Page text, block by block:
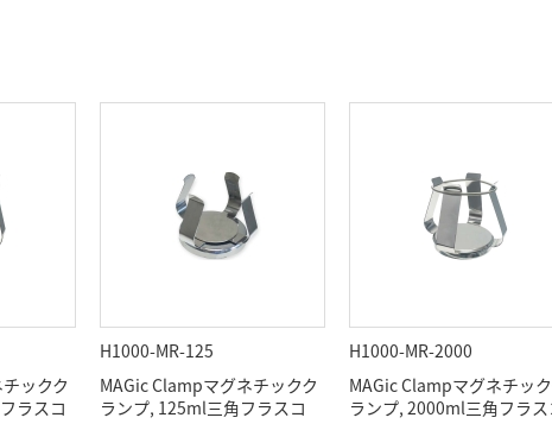
ックク
ラスコ
H1000-MR-125
MAGic Clampマグネチックク
ランプ, 125ml三角フラスコ
H1000-MR-2000
MAGic Clampマグネチッ
ランプ, 2000ml三角フラス